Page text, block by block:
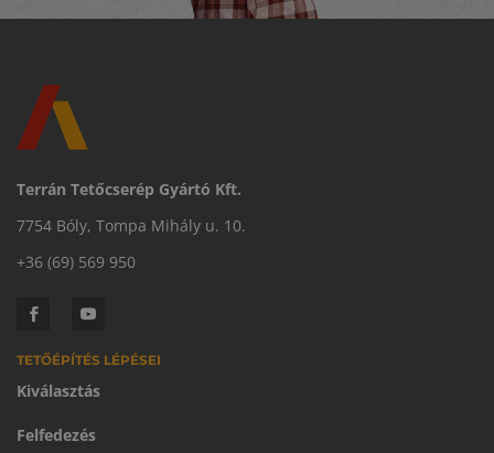
Terrán Tetőcserép Gyártó Kft.
7754 Bóly, Tompa Mihály u. 10.
+36 (69) 569 950
TETŐÉPÍTÉS LÉPÉSEI
Kiválasztás
Felfedezés